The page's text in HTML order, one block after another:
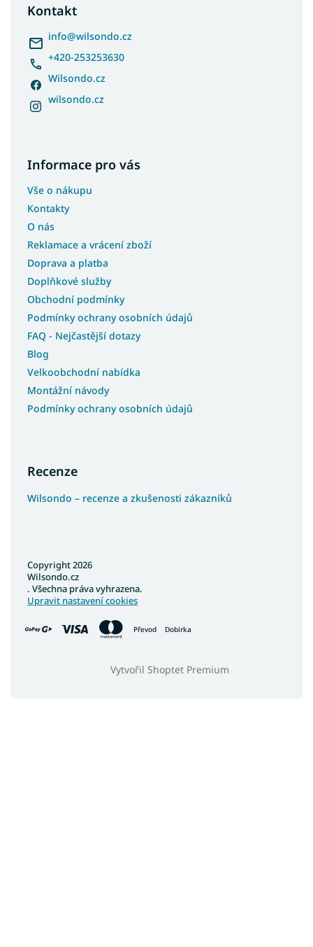
Kontakt
info@wilsondo.cz
+420-253253630
Wilsondo.cz
wilsondo.cz
Informace pro vás
Vše o nákupu
Kontakty
O nás
Reklamace a vrácení zboží
Doprava a platba
Doplňkové služby
Obchodní podmínky
Podmínky ochrany osobních údajů
FAQ - Nejčastější dotazy
Blog
Velkoobchodní nabídka
Montážní návody
Podmínky ochrany osobních údajů
Recenze
Wilsondo – recenze a zkušenosti zákazníků
Převod Dobírka
Vytvořil Shoptet Premium
Copyright 2026
Wilsondo.cz
. Všechna práva vyhrazena.
Upravit nastavení cookies